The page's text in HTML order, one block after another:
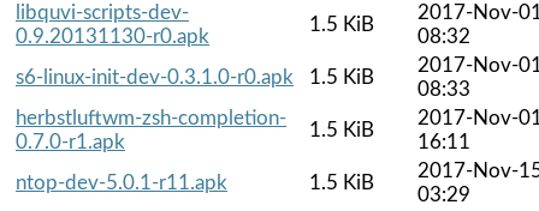
libquvi-scripts-dev-
0.9.20131130-r0.apk
1.5 KiB
2017-Nov-
08:32
s6-linux-init-dev-0.3.1.0-r0.apk
1.5 KiB
2017-Nov-
08:33
herbstluftwm-zsh-completion-
0.7.0-r1.apk
1.5 KiB
2017-Nov-
16:11
ntop-dev-5.0.1-r11.apk
1.5 KiB
2017-Nov-
03:29